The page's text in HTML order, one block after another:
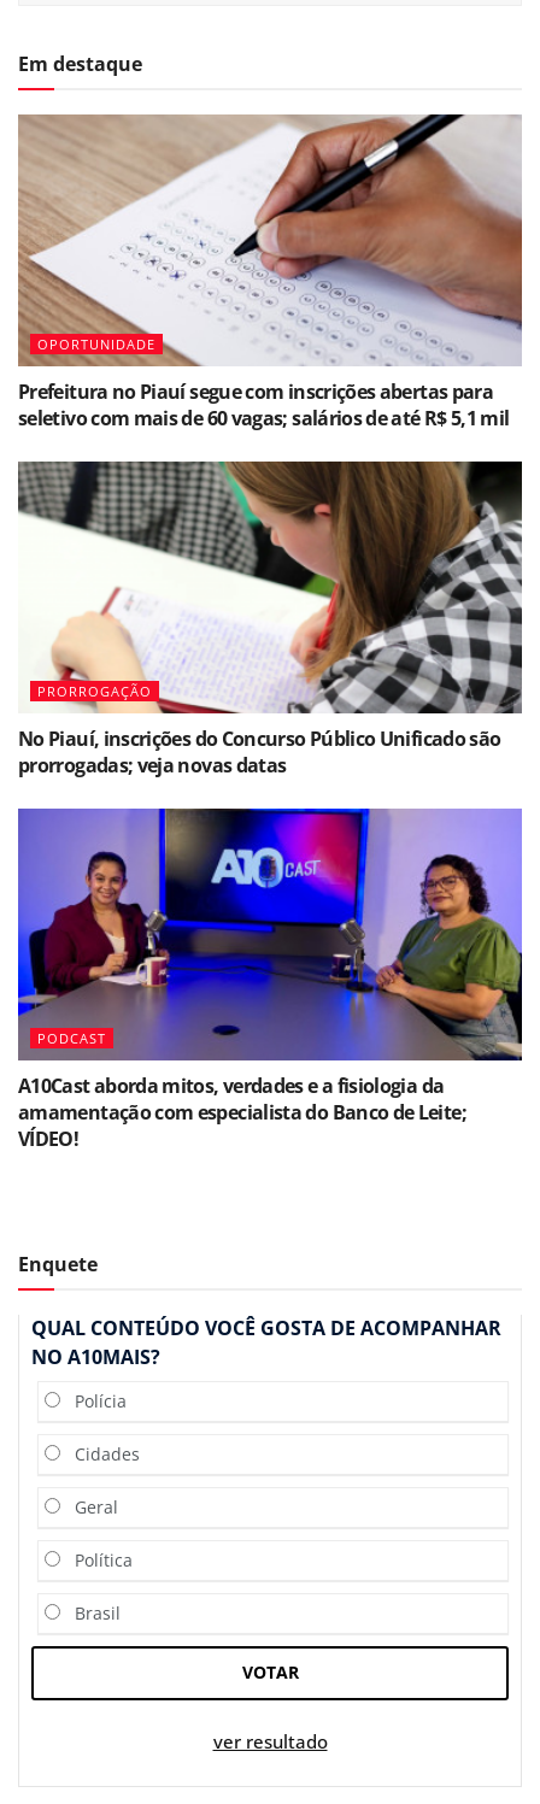
Em destaque
OPORTUNIDADE
Prefeitura no Piauí segue com inscrições abertas para
seletivo com mais de 60 vagas; salários de até R$ 5,1 mil
PRORROGAÇÃO
No Piauí, inscrições do Concurso Público Unificado são
prorrogadas; veja novas datas
PODCAST
A10Cast aborda mitos, verdades e a fisiologia da
amamentação com especialista do Banco de Leite;
VÍDEO!
Enquete
QUAL CONTEÚDO VOCÊ GOSTA DE ACOMPANHAR
NO A10MAIS?
Polícia
Cidades
Geral
Política
Brasil
VOTAR
ver resultado